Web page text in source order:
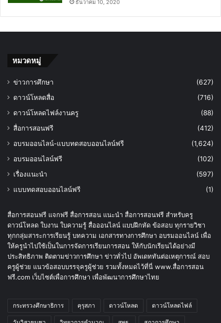
ธันวาคม 10, 2020
หมวดหมู่
ข่าวการศึกษา
(627)
ดาวน์โหลดสื่อ
(716)
ดาวน์โหลดไฟล์งานครู
(88)
สื่อการสอนฟรี
(412)
อบรมออนไลน์-แบบทดสอบออนไลน์ฟรี
(1,624)
อบรมออนไลน์ฟรี
(102)
เรื่องแนะนำ
(597)
แบบทดสอบออนไลน์ฟรี
(1)
สื่อการสอนฟรี แจกฟรี สื่อการสอน แนะนำ สื่อการสอนฟรี สำหรับครู
ดาวน์โหลด ใบงาน ใบความรู้ สื่อออนไลน์ แบบฝึกหัด ข้อสอบ ทุกรายวิชา
ทุกกลุ่มสาระการเรียนรู้ บทความ เอกสารทางการศึกษา อบรมออนไลน์ เพื่อ
ให้ครูนำไปใช้เป็นในการจัดการเรียนการสอน ให้กับนักเรียนได้อย่างมี
ประสิทธิภาพ ติดตามข่าวการศึกษา ข่าวทั่วไป อัพเดททันต่อเหตุการณ์ สอบ
ครูผู้ช่วย แนวข้อสอบบรรจุครูผู้ช่วย รวมทั้งหมดไว้ที่นี่ www.สื่อการสอน
ฟรี.com เว็บไซต์เพื่อการศึกษา เพื่อพัฒนาการศึกษาไทย
กระทรวงศึกษาธิการ คุรุสภา ดาวน์โหลด ดาวน์โหลดไฟล์